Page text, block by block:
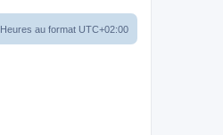
Heures au format UTC+02:00